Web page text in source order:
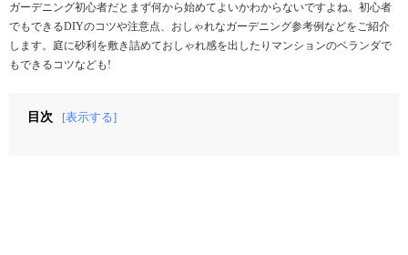
ガーデニング初心者だとまず何から始めてよいかわからないですよね。初心者
でもできるDIYのコツや注意点、おしゃれなガーデニング参考例などをご紹介
します。庭に砂利を敷き詰めておしゃれ感を出したりマンションのベランダで
もできるコツなども!
目次 [表示する]